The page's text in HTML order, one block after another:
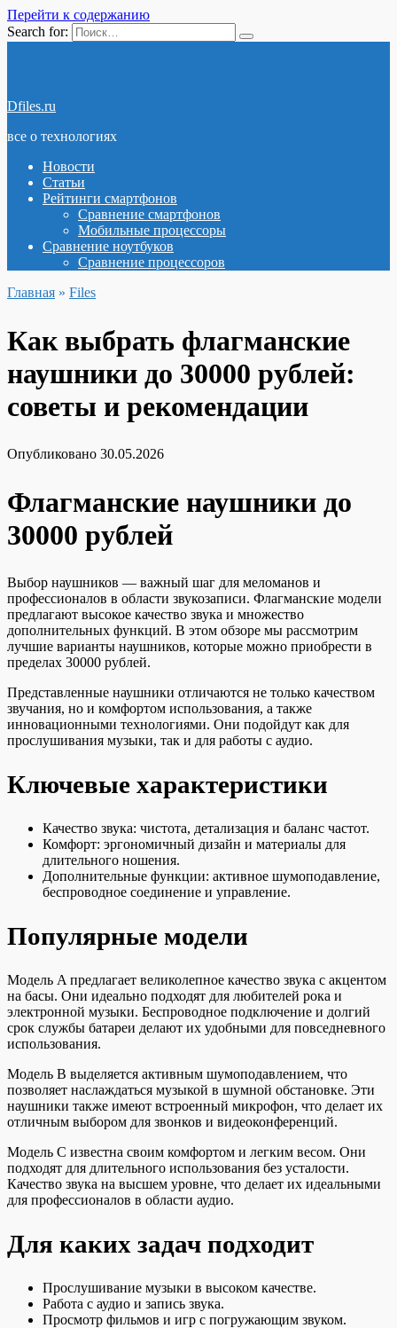
Перейти к содержанию
Search for:
Dfiles.ru
все о технологиях
Новости
Статьи
Рейтинги смартфонов
Сравнение смартфонов
Мобильные процессоры
Сравнение ноутбуков
Сравнение процессоров
Главная » Files
Как выбрать флагманские
наушники до 30000 рублей:
советы и рекомендации
Опубликовано 30.05.2026
Флагманские наушники до
30000 рублей
Выбор наушников — важный шаг для меломанов и
профессионалов в области звукозаписи. Флагманские модели
предлагают высокое качество звука и множество
дополнительных функций. В этом обзоре мы рассмотрим
лучшие варианты наушников, которые можно приобрести в
пределах 30000 рублей.
Представленные наушники отличаются не только качеством
звучания, но и комфортом использования, а также
инновационными технологиями. Они подойдут как для
прослушивания музыки, так и для работы с аудио.
Ключевые характеристики
Качество звука: чистота, детализация и баланс частот.
Комфорт: эргономичный дизайн и материалы для
длительного ношения.
Дополнительные функции: активное шумоподавление,
беспроводное соединение и управление.
Популярные модели
Модель A предлагает великолепное качество звука с акцентом
на басы. Они идеально подходят для любителей рока и
электронной музыки. Беспроводное подключение и долгий
срок службы батареи делают их удобными для повседневного
использования.
Модель B выделяется активным шумоподавлением, что
позволяет наслаждаться музыкой в шумной обстановке. Эти
наушники также имеют встроенный микрофон, что делает их
отличным выбором для звонков и видеоконференций.
Модель C известна своим комфортом и легким весом. Они
подходят для длительного использования без усталости.
Качество звука на высшем уровне, что делает их идеальными
для профессионалов в области аудио.
Для каких задач подходит
Прослушивание музыки в высоком качестве.
Работа с аудио и запись звука.
Просмотр фильмов и игр с погружающим звуком.